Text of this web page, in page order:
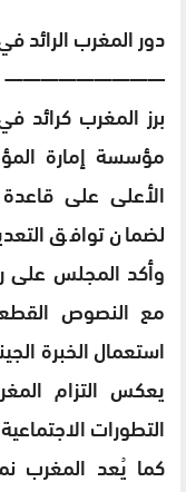
دور المغرب الرائد
—————————
برز المغرب كرائد
مؤسسة إمارة
الأعلى على
لضمان توافق
وأكد المجلس على
مع النصوص
استعمال الخبرة
يعكس التزام
التطورات
كما يُعد المغرب